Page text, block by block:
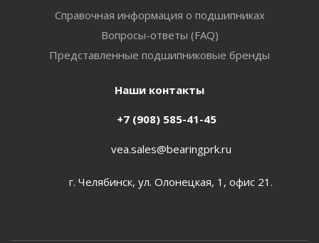
Справочная информация о подшипниках
Вопросы-ответы (FAQ)
Представленные подшипниковые бренды
Наши контакты
+7 (908) 585-41-45
vea.sales@bearingprk.ru
г. Челябинск, ул. Олонецкая, 1, офис 21.